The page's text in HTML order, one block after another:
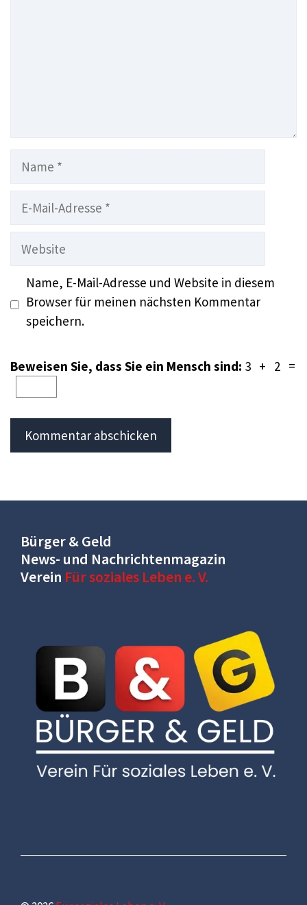
Website
Name, E-Mail-Adresse und Website in diesem
Browser für meinen nächsten Kommentar
speichern.
Beweisen Sie, dass Sie ein Mensch sind: 3 + 2 =
Bürger & Geld
News- und Nachrichtenmagazin
Verein Für soziales Leben e. V.